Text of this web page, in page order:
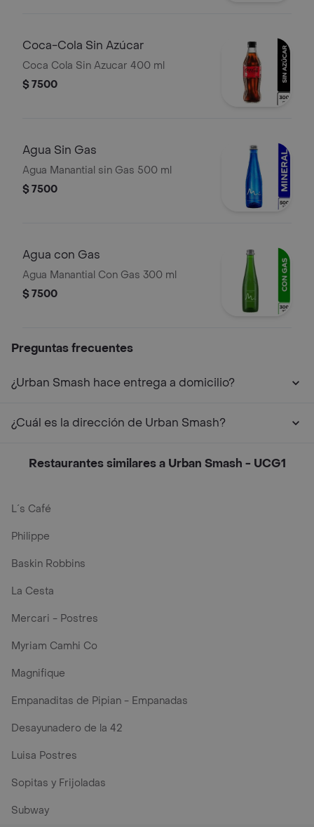
Coca-Cola Sin Azúcar
Coca Cola Sin Azucar 400 ml
$ 7500
Agua Sin Gas
Agua Manantial sin Gas 500 ml
$ 7500
Agua con Gas
Agua Manantial Con Gas 300 ml
$ 7500
Preguntas frecuentes
¿Urban Smash hace entrega a domicilio?
¿Cuál es la dirección de Urban Smash?
Restaurantes similares a Urban Smash - UCG1
L´s Café
Philippe
Baskin Robbins
La Cesta
Mercari - Postres
Myriam Camhi Co
Magnifique
Empanaditas de Pipian - Empanadas
Desayunadero de la 42
Luisa Postres
Sopitas y Frijoladas
Subway